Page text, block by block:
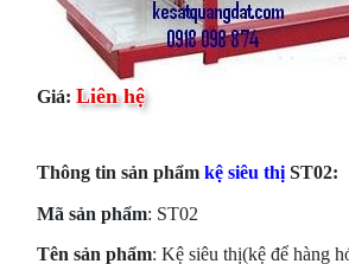
Giá: Liên hệ
Thông tin sản phẩmkệ siêu thị ST02:
Mã sản phẩm: ST02
Tên sản phẩm: Kệ siêu thị(kệ để hàng